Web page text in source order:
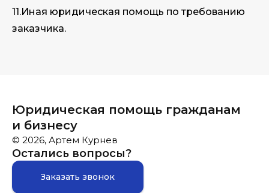
11.Иная юридическая помощь по требованию
заказчика.
Юридическая помощь гражданам
и бизнесу
© 2026, Артем Курнев
Остались вопросы?
Заказать звонок